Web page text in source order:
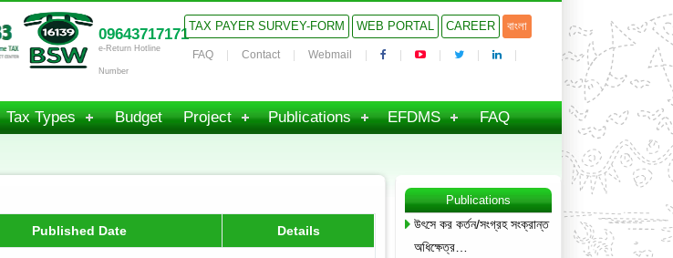
09643717171
e-Return Hotline
Number
TAX PAYER SURVEY-FORM WEB PORTAL CAREER বাংলা
FAQ Contact Webmail
Tax Types Budget Project Publications EFDMS FAQ
Published Date Details
Publications
উৎসে কর কর্তন/সংগ্রহ সংক্রান্ত
অধিক্ষেত্র…